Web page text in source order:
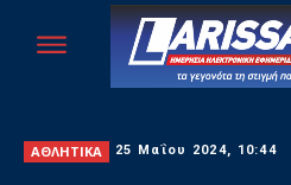
ΑΘΛΗΤΙΚΑ 25 Μαΐου 2024, 10:44